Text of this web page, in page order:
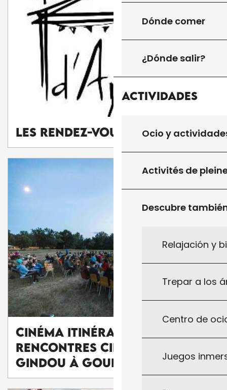
Dónde comer
¿Dónde salir?
Actividades
Ocio y
Activités de
Descubre
Relajación y
Trepar a los
Centro de
Juegos
Les Rendez-Vous d'Aymare
Cinéma itinérant des
Rencontres Cinéma de
Gindou à Gourdon